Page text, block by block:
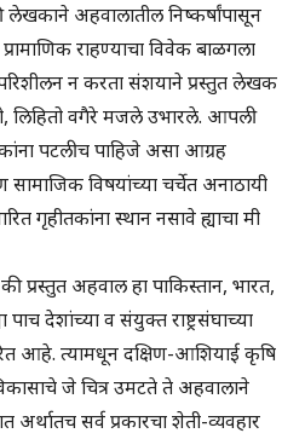
लेखकाने अहवालातील निष्कर्षांपासून
राहण्याचा विवेक बाळगला
न करता संशयाने प्रस्तुत लेखक
लिहितो वगैरे मजले उभारले. आपली
पटलीच पाहिजे असा आग्रह
विषयांच्या चर्चेत अनाठायी
गृहीतकांना स्थान नसावे ह्याचा मी
प्रस्तुत अहवाल हा पाकिस्तान, भारत,
पाच देशांच्या व संयुक्त राष्ट्रसंघाच्या
आहे. त्यामधून दक्षिण-आशियाई कृषि
जे चित्र उमटते ते अहवालाने
सर्व प्रकारचा शेती-व्यवहार